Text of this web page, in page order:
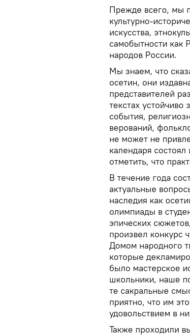
Прежде всего, мы
культурно-
искусства,
самобытности как
народов России.
Мы знаем, что
осетин, они
представителей
текстах
события,
верований,
не может не
календаря
отметить, что
В течение года
актуальные
наследия как
олимпиады в
эпических
произвел конкурс
Домом народного
которые
было мастерское
школьники, наше
те сакральные
приятно, что им
удовольствием в
Также проходили